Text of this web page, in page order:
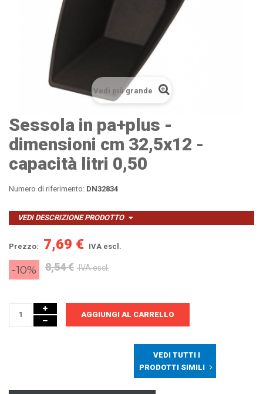
Vedi più grande
Sessola in pa+plus -
dimensioni cm 32,5x12 -
capacità litri 0,50
Numero di riferimento: DN32834
VEDI DESCRIZIONE PRODOTTO
Prezzo: 7,69 € IVA escl.
-10% 8,54 € IVA escl.
AGGIUNGI AL CARRELLO
VEDI TUTTI I
PRODOTTI SIMILI